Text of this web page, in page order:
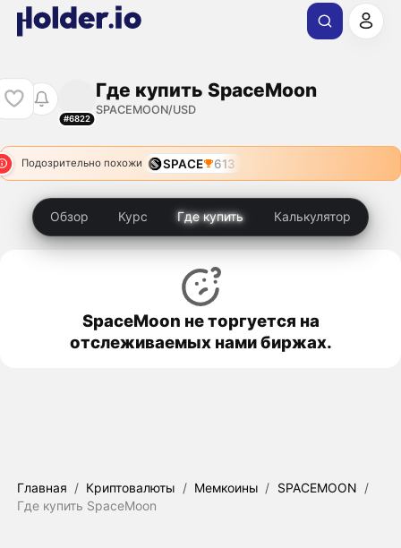
#6822
Где купить SpaceMoon
SPACEMOON/USD
Подозрительно похожи SPACE 613
Обзор Курс Где купить Калькулятор
SpaceMoon не торгуется на
отслеживаемых нами биржах.
Главная / Криптовалюты / Мемкоины / SPACEMOON /
Где купить SpaceMoon